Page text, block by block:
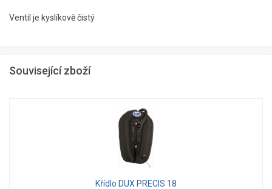
Ventil je kyslíkově čistý
Související zboží
Křídlo DUX PRECIS 18